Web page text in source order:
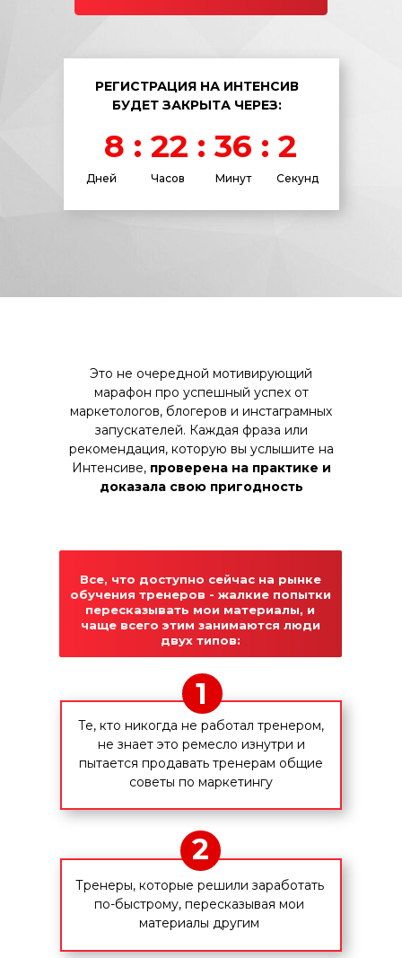
8 : 22 : 36 : 2
Дней Часов Минут Секунд
РЕГИСТРАЦИЯ НА ИНТЕНСИВ
БУДЕТ ЗАКРЫТА ЧЕРЕЗ:
Это не очередной мотивирующий
марафон про успешный успех от
маркетологов, блогеров и инстаграмных
запускателей. Каждая фраза или
рекомендация, которую вы услышите на
Интенсиве, проверена на практике и
доказала свою пригодность
Те, кто никогда не работал тренером,
не знает это ремесло изнутри и
пытается продавать тренерам общие
советы по маркетингу
Тренеры, которые решили заработать
по-быстрому, пересказывая мои
материалы другим
Все, что доступно сейчас на рынке
обучения тренеров - жалкие попытки
пересказывать мои материалы, и
чаще всего этим занимаются люди
двух типов:
1
2